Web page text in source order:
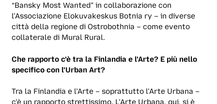
“Bansky Most Wanted” in collaborazione con
l’Associazione Elokuvakeskus Botnia ry – in diverse
città della regione di Ostrobothnia – come evento
collaterale di Mural Rural.
Che rapporto c’è tra la Finlandia e l’Arte? E più nello
specifico con l’Urban Art?
Tra la Finlandia e l’Arte – soprattutto l’Arte Urbana –
c’è un rapporto strettissimo. L’Arte Urbana, qui, si è